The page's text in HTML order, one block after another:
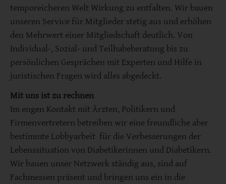
temporeicheren Welt Wirkung zu entfalten. Wir bauen
unseren Service für Mitglieder stetig aus und erhöhen
den Mehrwert einer Mitgliedschaft deutlich. Von
Individual-, Sozial- und Teilhabeberatung bis zu
persönlichen Gesprächen mit Experten und Hilfe in
juristischen Fragen wird alles abgedeckt.
Mit uns ist zu rechnen
Im engen Kontakt mit Ärzten, Politikern und
Firmenvertretern betreiben wir eine freundliche aber
bestimmte Lobbyarbeit für die Verbesserungen der
Lebenssituation von Diabetikerinnen und Diabetikern.
Wir bauen unser Netzwerk ständig aus, sind auf
Fachmessen präsent und bringen uns ein in die